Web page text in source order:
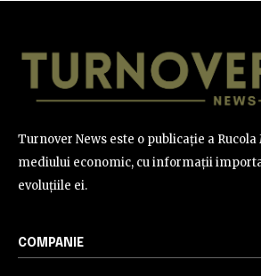
Turnover News este o publicație a
mediului economic, cu informații
evoluțiile ei.
COMPANIE